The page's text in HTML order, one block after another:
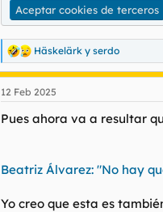
Aceptar cookies de terceros
R
e
a
c
i
s
Häskelärk y serdo
12 Feb 2025
Pues ahora va a resultar
Beatriz Álvarez: "No hay
Yo creo que esta es